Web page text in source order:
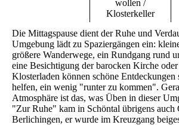
wollen /
Klosterkeller
Die Mittagspause dient der Ruhe und
Umgebung lädt zu Spaziergängen ein:
größere Wanderwege, ein Rundgang rund
eine Besichtigung der barocken Kirche
Klosterladen können schöne Entdeckungen
helfen, ein wenig "runter zu kommen".
Atmosphäre ist das, was Üben in dieser
"Zur Ruhe" kam in Schöntal übrigens auch
Berlichingen, er wurde im Kreuzgang